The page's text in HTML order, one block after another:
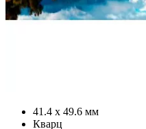
41.4 х 49.6 мм
Кварц